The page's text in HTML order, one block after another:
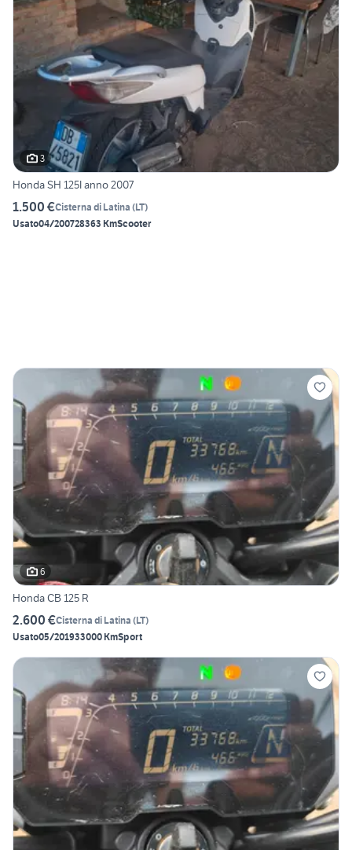
3
Honda SH 125I anno 2007
1.500 €Cisterna di Latina (LT)
Usato04/200728363 KmScooter
6
Honda CB 125 R
2.600 €Cisterna di Latina (LT)
Usato05/201933000 KmSport